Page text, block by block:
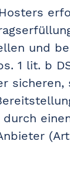
und
1 lit. b
sicheren,